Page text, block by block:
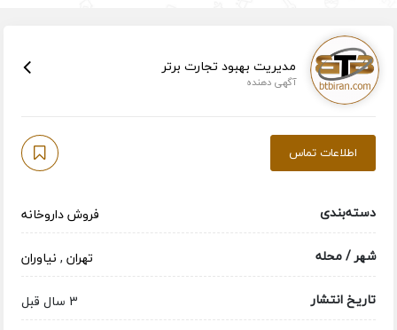
مدیریت بهبود تجارت برتر
آگهی دهنده
اطلاعات تماس
دسته‌بندی
فروش داروخانه
شهر / محله
تهران, نیاوران
تاریخ انتشار
3 سال قبل